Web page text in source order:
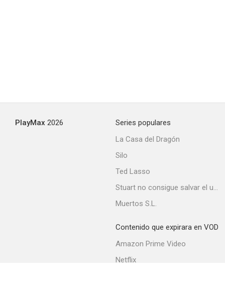
PlayMax 2026
Series populares
La Casa del Dragón
Silo
Ted Lasso
Stuart no consigue salvar el universo
Muertos S.L.
Contenido que expirara en VOD
Amazon Prime Video
Netflix